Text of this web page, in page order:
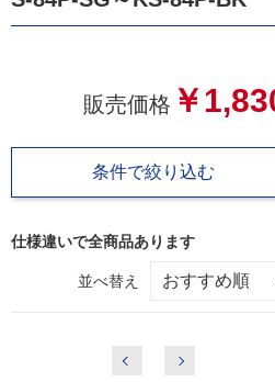
販売価格 ￥
条件で絞り込む
仕様違いで全商品あります
並べ替え